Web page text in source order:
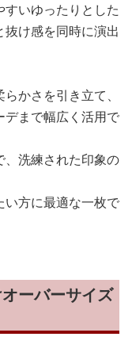
いゆったりとした
け感を同時に演出
かさを引き立て、
デまで幅広く活用で
、洗練された印象の
い方に最適な一枚で
ーバーサイズ